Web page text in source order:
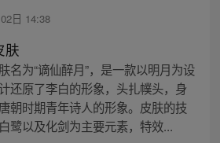
日 14:38
肤
名为“谪仙醉月”，是一款以明月为设
还原了李白的形象，头扎幞头，身
朝时期青年诗人的形象。皮肤的技
鹭以及化剑为主要元素，特效...